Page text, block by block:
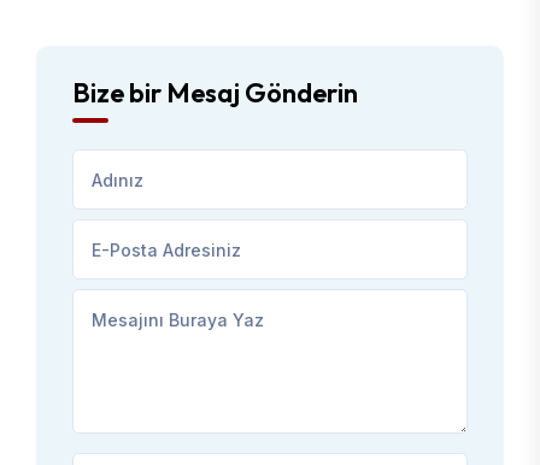
Bize bir Mesaj Gönderin